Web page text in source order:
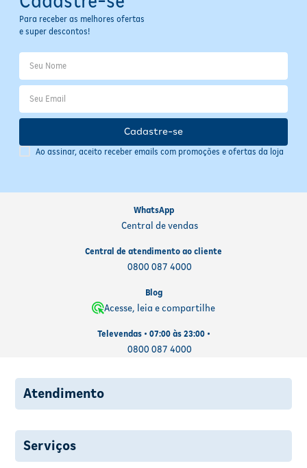
Em caso de uso incorreto, suspender e consultar um
profissional de saúde
Para receber as melhores ofertas
e super descontos!
Ao assinar, aceito receber emails com promoções e ofertas da loja
Cadastre-se
WhatsApp
Central de vendas
Central de atendimento ao cliente
0800 087 4000
Blog
Acesse, leia e compartilhe
Televendas • 07:00 às 23:00 •
0800 087 4000
Atendimento
Serviços